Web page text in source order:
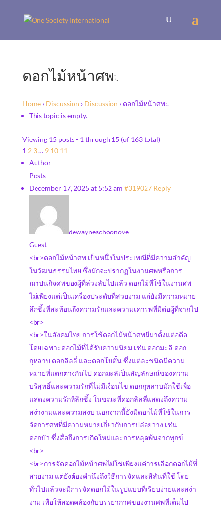
ดอกไม้หน้าศพ:.
Home › Discussion › Discussion › ดอกไม้หน้าศพ:.
This topic is empty.
Viewing 15 posts - 1 through 15 (of 163 total)
1 2 3… 9 10 11 →
Author
Posts
December 17, 2025 at 5:52 am #319027 Reply
dewayneschoonove
Guest
<br>ดอกไม้หน้าศพ เป็นหนึ่งในประเพณีที่มีความสำคัญ
ในวัฒนธรรมไทย ซึ่งมักจะปรากฏในงานศพหรือการ
ฌาปนกิจศพของผู้ที่ล่วงลับไปแล้ว ดอกไม้ที่ใช้ในงานศพ
ไม่เพียงแต่เป็นเครื่องประดับที่สวยงาม แต่ยังมีความหมาย
ลึกซึ้งที่สะท้อนถึงความรักและความเคารพที่มีต่อผู้ที่จากไป
<br>
<br>ในสังคมไทย การใช้ดอกไม้หน้าศพมีมาตั้งแต่อดีต
โดยเฉพาะดอกไม้ที่ได้รับความนิยม เช่น ดอกมะลิ ดอก
กุหลาบ ดอกลิลลี่ และดอกโบตั๋น ซึ่งแต่ละชนิดมีความ
หมายที่แตกต่างกันไป ดอกมะลิเป็นสัญลักษณ์ของความ
บริสุทธิ์และความรักที่ไม่มีเงื่อนไข ดอกกุหลาบมักใช้เพื่อ
แสดงความรักที่ลึกซึ้ง ในขณะที่ดอกลิลลี่แสดงถึงความ
สง่างามและความสงบ นอกจากนี้ยังมีดอกไม้ที่ใช้ในการ
จัดการศพที่มีความหมายเกี่ยวกับการปล่อยวาง เช่น
ดอกบัว ซึ่งสื่อถึงการเกิดใหม่และการหลุดพ้นจากทุกข์
<br>
<br>การจัดดอกไม้หน้าศพไม่ใช่เพียงแค่การเลือกดอกไม้ที่
สวยงาม แต่ยังต้องคำนึงถึงวิธีการจัดและสีสันที่ใช้ โดย
ทั่วไปแล้วจะมีการจัดดอกไม้ในรูปแบบที่เรียบง่ายและสง่า
งาม เพื่อให้สอดคล้องกับบรรยากาศของงานศพที่เต็มไป